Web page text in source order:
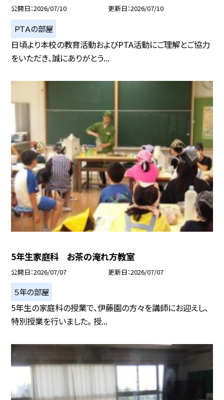
公開日 2026/07/10 更新日 2026/07/10
ＰＴＡの部屋
日頃より本校の教育活動およびPTA活動にご理解とご協力
をいただき、誠にありがとう...
5年生家庭科 お茶の淹れ方教室
公開日 2026/07/07 更新日 2026/07/07
５年の部屋
5年生の家庭科の授業で、伊藤園の方々を講師にお迎えし、
特別授業を行いました。 授...